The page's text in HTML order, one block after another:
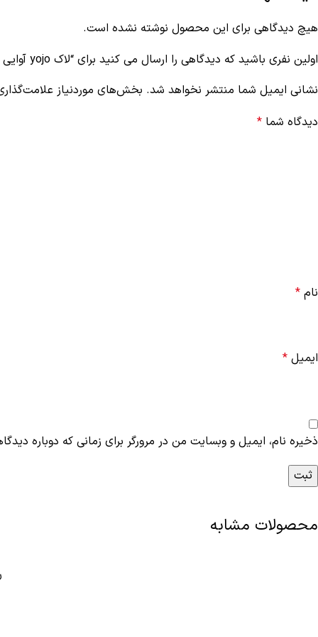
هیچ دیدگاهی برای این محصول نوشته نشده است.
اولین نفری باشید که دیدگاهی را ارسال می کنید برای “لاک yojo آوایی کد 134”
نشانی ایمیل شما منتشر نخواهد شد. بخش‌های موردنیاز
دیدگاه شما *
نام *
ایمیل *
ذخیره نام، ایمیل و وبسایت من در مرورگر برای زمانی که دوباره
محصولات مشابه